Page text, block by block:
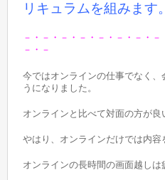
リキュラムを組みます。
－・－・－・－・－・－・－・
－・－
今ではオンラインの仕事でなく
うになりました。
オンラインと比べて対面の方が良
やはり、オンラインだけでは内容
オンラインの長時間の画面越しは